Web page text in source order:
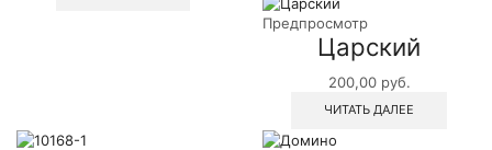
Предпросмотр
Царский
200,00 руб.
ЧИТАТЬ ДАЛЕЕ